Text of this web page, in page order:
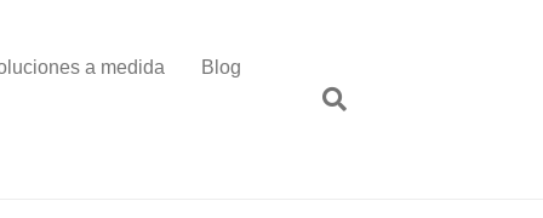
a medida Blog